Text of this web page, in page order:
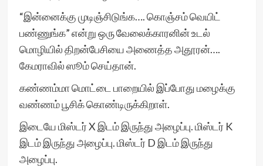
“இன்னைக்கு முடிஞ்சிடுங்க…. கொஞ்சம் வெயிட்
பண்ணுங்க” என்று ஒரு வேலைக்காரனின் உடல்
மொழியில் திறன்பேசியை அணைத்த அதூரன்….
கேமராவில் ஸூம் செய்தான்.
கண்ணம்மா மொட்டை பாறையில் இப்போது மழைக்கு
வண்ணம் பூசிக் கொண்டிருக்கிறாள்.
இடையே மிஸ்டர் X இடம் இருந்து அழைப்பு. மிஸ்டர் K
இடம் இருந்து அழைப்பு. மிஸ்டர் D இடம் இருந்து
அழைப்பு.